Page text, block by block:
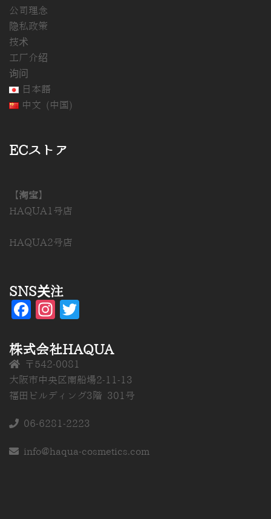
公司理念
隐私政策
技术
工厂介绍
询问
日本語
中文 (中国)
ECストア
【淘宝】
HAQUA1号店
HAQUA2号店
SNS关注
Facebook
Instagram
株式会社HAQUA
〒542-0081
大阪市中央区南船場2-11-13
福田ビルディング3階 301号
06-6281-2223
info@haqua-cosmetics.com